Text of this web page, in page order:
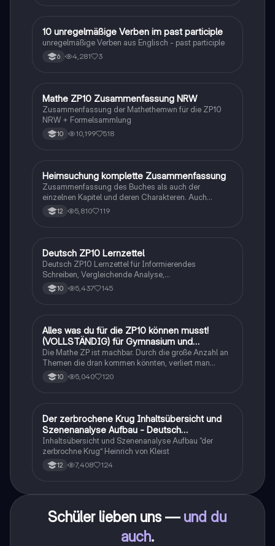
1 Englisch
10 unregelmäßige Verben im past participle
unregelmäßige Verben aus Englisch - past participle
6 4,281 3
Mathe
Mathe ZP10 Zusammenfassung NRW
Zusammenfassung der Mathethemwn für die ZP10
NRW + Formelsammlung
10 10,199 518
HDeutsch
Heimsuchung komplette Zusammenfassung
Zusammenfassung des Buches als auch der
einzelnen Kapitel und deren Charakteren. Auch
tabellarisch. Im Unterricht ohne KI erstellt
12 5,810 119
Deutsch
Deutsch ZP10 Lernzettel
Deutsch ZP10 Lernzettel für Informierendes
Schreiben, Vergleichende Analyse,
Sachtexte/Roman/Gedicht..
10 5,437 145
Mathe
Alles was du für die ZP10 können musst!
(VOLLSTÄNDIG) für Gymnasium und
Realschule
Die Mathe ZP ist machbar. Durch die große Anzahl an
Themen die dran kommen könnten, verliert man
schnell den Überblick. Also habe ich von den kleinsten
Themen bis hin zu den größten alles
10 5,040 120
Deutsch
Der zerbrochene Krug Inhaltsübersicht und
Szenenanalyse Aufbau - Deutsch
Q1/Q2/Abitur
Inhaltsübersicht und Szenenanalyse Aufbau “der
zerbrochne Krug” Heinrich von Kleist
12 7,408 124
Schüler lieben uns — und du
auch.